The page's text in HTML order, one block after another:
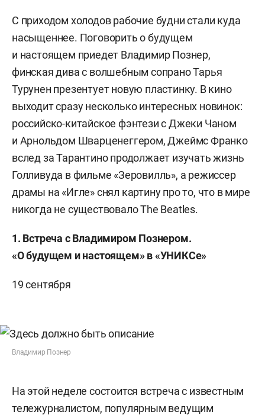
С приходом холодов рабочие будни стали куда
насыщеннее. Поговорить о будущем
и настоящем приедет Владимир Познер,
финская дива с волшебным сопрано Тарья
Турунен презентует новую пластинку. В кино
выходит сразу несколько интересных новинок:
российско-китайское фэнтези с Джеки Чаном
и Арнольдом Шварценеггером, Джеймс Франко
вслед за Тарантино продолжает изучать жизнь
Голливуда в фильме «Зеровилль», а режиссер
драмы на «Игле» снял картину про то, что в мире
никогда не существовало The Beatles.
1. Встреча с Владимиром Познером.
«О будущем и настоящем» в «УНИКСе»
19 сентября
Владимир Познер
На этой неделе состоится встреча с известным
тележурналистом, популярным ведущим